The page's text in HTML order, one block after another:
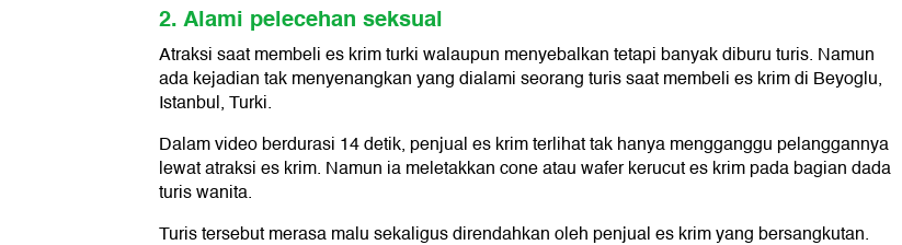
2. Alami pelecehan seksual
Atraksi saat membeli es krim turki walaupun menyebalkan tetapi banyak diburu turis. Namun
ada kejadian tak menyenangkan yang dialami seorang turis saat membeli es krim di Beyoglu,
Istanbul, Turki.
Dalam video berdurasi 14 detik, penjual es krim terlihat tak hanya mengganggu pelanggannya
lewat atraksi es krim. Namun ia meletakkan cone atau wafer kerucut es krim pada bagian dada
turis wanita.
Turis tersebut merasa malu sekaligus direndahkan oleh penjual es krim yang bersangkutan.